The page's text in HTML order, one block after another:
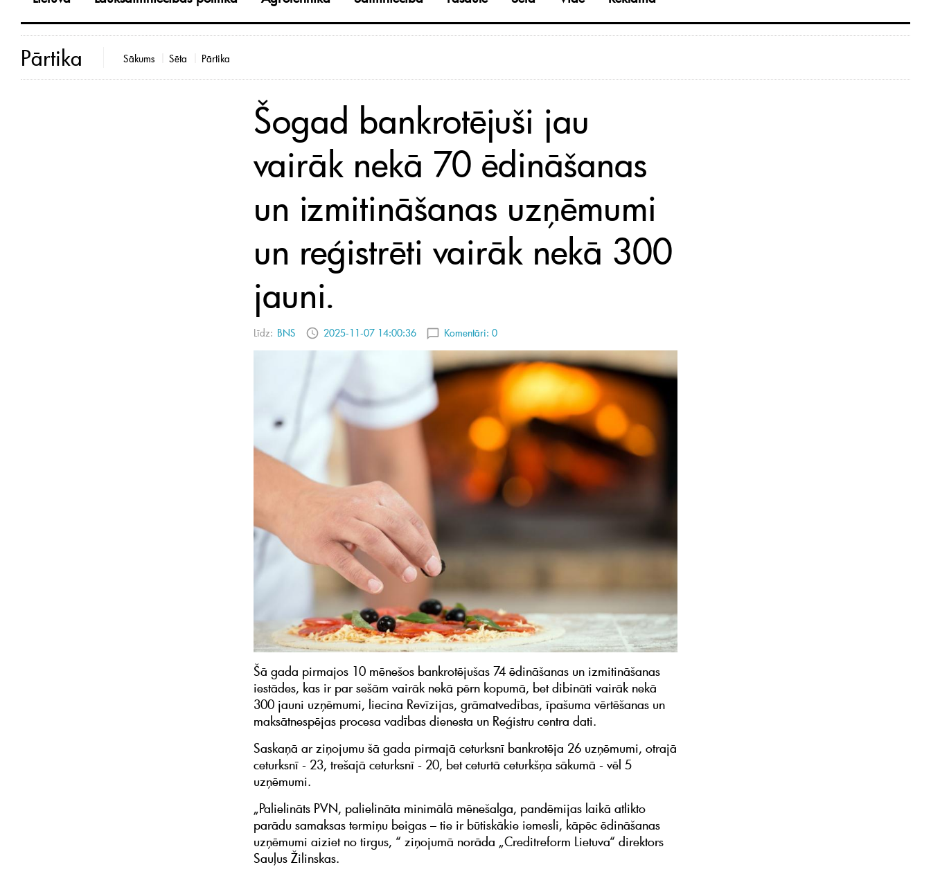
Pārtika Sākums Sēta Pārtika
Šogad bankrotējuši jau
vairāk nekā 70 ēdināšanas
un izmitināšanas uzņēmumi
un reģistrēti vairāk nekā 300
jauni.
Līdz: BNS 2025-11-07 14:00:36 Komentāri: 0
Šā gada pirmajos 10 mēnešos bankrotējušas 74 ēdināšanas un izmitināšanas
iestādes, kas ir par sešām vairāk nekā pērn kopumā, bet dibināti vairāk nekā
300 jauni uzņēmumi, liecina Revīzijas, grāmatvedības, īpašuma vērtēšanas un
maksātnespējas procesa vadības dienesta un Reģistru centra dati.
Saskaņā ar ziņojumu šā gada pirmajā ceturksnī bankrotēja 26 uzņēmumi, otrajā
ceturksnī - 23, trešajā ceturksnī - 20, bet ceturtā ceturkšņa sākumā - vēl 5
uzņēmumi.
„Palielināts PVN, palielināta minimālā mēnešalga, pandēmijas laikā atlikto
parādu samaksas termiņu beigas – tie ir būtiskākie iemesli, kāpēc ēdināšanas
uzņēmumi aiziet no tirgus, “ ziņojumā norāda „Creditreform Lietuva“ direktors
Sauļus Žilinskas.